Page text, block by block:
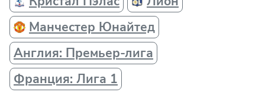
Манчестер Юнайтед
Англия: Премьер-лига
Франция: Лига 1